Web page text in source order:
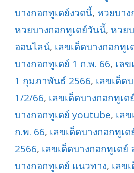
บางกอกทูเดย์งวดนี้, หวยบาง
หวยบางกอกทูเดย์วันนี้, หวย
ออนไลน์, เลขเด็ดบางกอกทูเ
บางกอกทูเดย์ 1 ก.พ. 66, เล
1 กุมภาพันธ์ 2566, เลขเด็ด
1/2/66, เลขเด็ดบางกอกทูเด
บางกอกทูเดย์ youtube, เล
ก.พ. 66, เลขเด็ดบางกอกทูเ
2566, เลขเด็ดบางกอกทูเดย์
บางกอกทูเดย์ แนวทาง, เลข